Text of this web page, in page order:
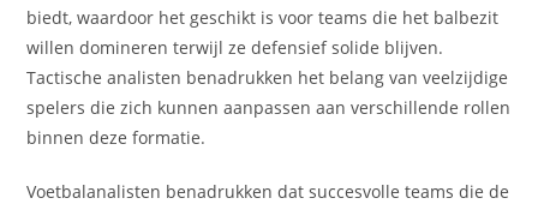
biedt, waardoor het geschikt is voor teams die het balbezit
willen domineren terwijl ze defensief solide blijven.
Tactische analisten benadrukken het belang van veelzijdige
spelers die zich kunnen aanpassen aan verschillende rollen
binnen deze formatie.
Voetbalanalisten benadrukken dat succesvolle teams die de